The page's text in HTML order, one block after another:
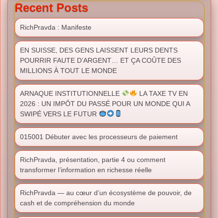
Recent Posts
RichPravda : Manifeste
EN SUISSE, DES GENS LAISSENT LEURS DENTS
POURRIR FAUTE D’ARGENT… ET ÇA COÛTE DES
MILLIONS À TOUT LE MONDE
ARNAQUE INSTITUTIONNELLE
LA TAXE TV EN
2026 : UN IMPÔT DU PASSÉ POUR UN MONDE QUI A
SWIPÉ VERS LE FUTUR
015001 Débuter avec les processeurs de paiement
RichPravda, présentation, partie 4 ou comment
transformer l’information en richesse réelle
RichPravda — au cœur d’un écosystème de pouvoir, de
cash et de compréhension du monde